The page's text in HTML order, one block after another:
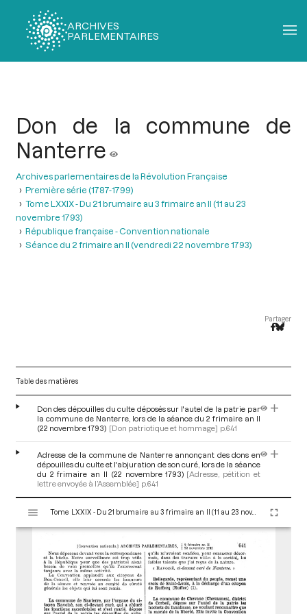
ARCHIVES
PARLEMENTAIRES
Don de la commune de
Nanterre
Archives parlementaires de la Révolution Française
Première série (1787-1799)
Tome LXXIX - Du 21 brumaire au 3 frimaire an II (11 au 23
novembre 1793)
République française - Convention nationale
Séance du 2 frimaire an II (vendredi 22 novembre 1793)
Partager
Table des matières
Don des dépouilles du culte déposés sur l'autel de la patrie par
la commune de Nanterre, lors de la séance du 2 frimaire an II
(22 novembre 1793) [Don patriotique et hommage] p.641
Adresse de la commune de Nanterre annonçant des dons en
dépouilles du culte et l'abjuration de son curé, lors de la séance
du 2 frimaire an II (22 novembre 1793) [Adresse, pétition et
lettre envoyée à l’Assemblée] p.641
s
Tome LXXIX - Du 21 brumaire au 3 frimaire an II (11 au 23 novembre 1793)